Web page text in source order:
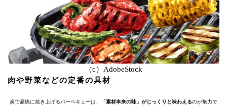
（c）AdobeStock
肉や野菜などの定番の具材
炭で豪快に焼き上げるバーベキューは、 「素材本来の味」がじっくりと味わえるのが魅力で